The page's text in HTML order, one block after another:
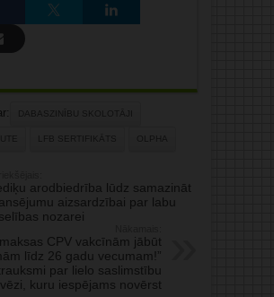
DABASZINĪBU SKOLOTĀJI
LFB SERTIFIKĀTS OLPHA
arodbiedrība lūdz samazināt
aizsardzībai par labu
nozarei
CPV vakcīnām jābūt
līdz 26 gadu vecumam!”
par lielo saslimstību
kuru iespējams novērst